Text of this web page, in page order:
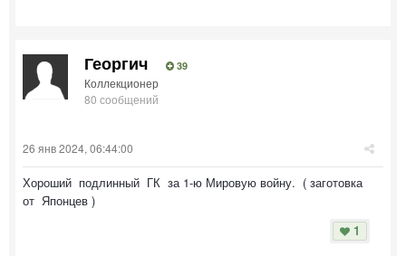
Георгич 39
Коллекционер
80 сообщений
26 янв 2024, 06:44:00
Хороший подлинный ГК за 1-ю Мировую войну. ( заготовка
от Японцев )
1